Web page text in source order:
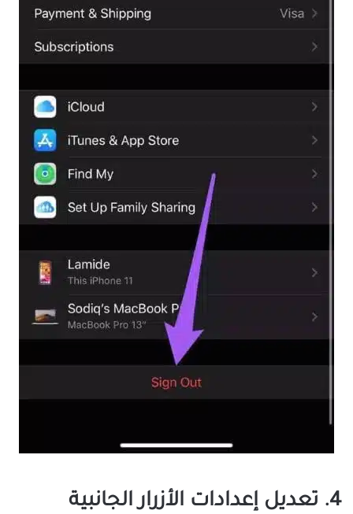
4. تعديل إعدادات الأزرار الجانبية